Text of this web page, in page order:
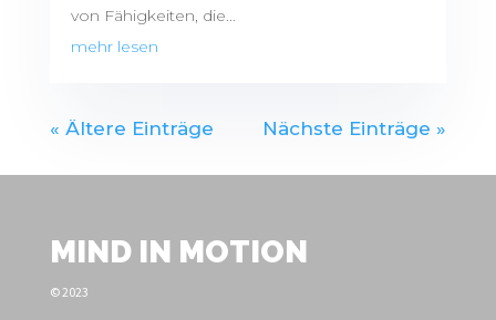
von Fähigkeiten, die...
mehr lesen
« Ältere Einträge Nächste Einträge »
MIND IN MOTION
© 2023